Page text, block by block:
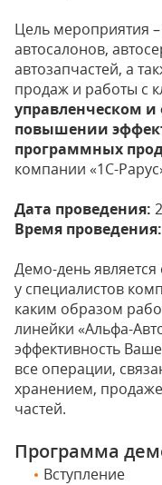
Цель мероприятия
автосалонов,
автозапчастей, а
продаж и работы с
управленческом и
повышении
программных
компании «1С-
Дата проведения:
Время проведения:
Демо-день
у специалистов
каким образом
линейки «Альфа-
эффективность
все операции,
хранением,
частей.
Программа
Вступление